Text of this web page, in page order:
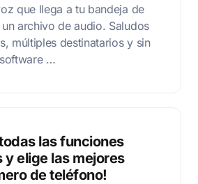
que llega a tu bandeja de
archivo de audio. Saludos
múltiples destinatarios y sin
…
las funciones
y elige las mejores
de teléfono!